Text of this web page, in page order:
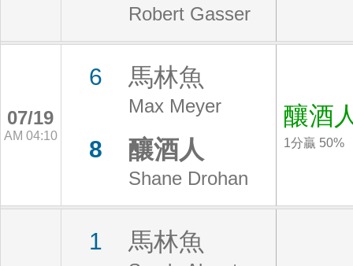
Robert Gasser
07/19
AM 04:10
6 馬林魚
Max Meyer
8 釀酒人
Shane Drohan
釀酒
1分贏 50%
1 馬林魚